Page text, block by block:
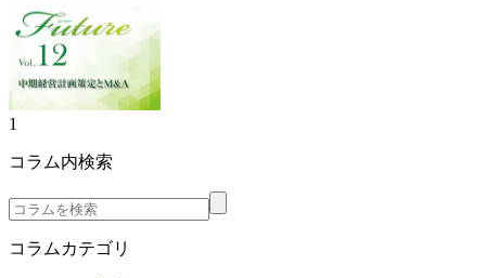
1
コラム内検索
コラムカテゴリ